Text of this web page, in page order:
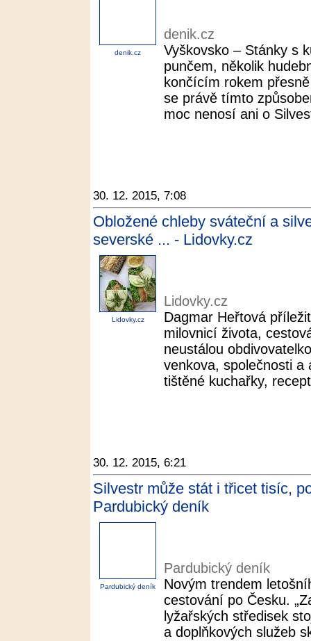
denik.cz
denik.cz
Vyškovsko – Stánky s
punčem, několik
končícím rokem
se právě tímto
moc nenosí ani o
30. 12. 2015, 7:08
Obložené chleby sváteční a
severské ... - Lidovky.cz
Lidovky.cz
Lidovky.cz
Dagmar Heřtová
milovnicí života,
neustálou
venkova, společnosti a
tištěné kuchařky,
30. 12. 2015, 6:21
Silvestr může stát i třicet tisíc,
Pardubický deník
Pardubický deník
Pardubický deník
Novým trendem
cestování po Česku.
lyžařských středisek
a doplňkových služeb